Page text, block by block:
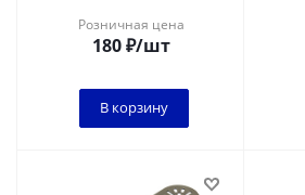
Розничная цена
180₽/шт
В корзину